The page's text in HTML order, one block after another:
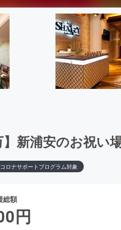
新浦安のお祝い
コロナサポートプログラム対象
総額
円